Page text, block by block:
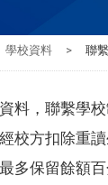
學校資料 > 聯
料，聯繫學
校方扣除重
多保留餘額